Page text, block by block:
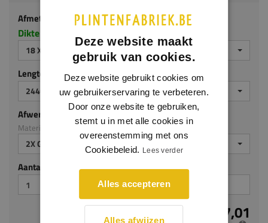
Afmeting
Dikte x hoogte in millimeters
18 X 70 MM
Lengte (mm)
2440
Afwerking
Materiaal: MDF ecologisch
2X GEGROND
Aantal stuks
€ 7,01
Deze website maakt
gebruik van cookies.
Deze website gebruikt cookies om
uw gebruikerservaring te verbeteren.
Door onze website te gebruiken,
stemt u in met alle cookies in
overeenstemming met ons
Cookiebeleid. Lees verder
Alles accepteren
Alles afwijzen